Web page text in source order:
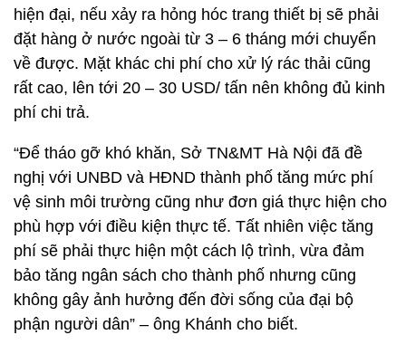
hiện đại, nếu xảy ra hỏng hóc trang thiết bị sẽ phải
đặt hàng ở nước ngoài từ 3 – 6 tháng mới chuyển
về được. Mặt khác chi phí cho xử lý rác thải cũng
rất cao, lên tới 20 – 30 USD/ tấn nên không đủ kinh
phí chi trả.
“Để tháo gỡ khó khăn, Sở TN&MT Hà Nội đã đề
nghị với UNBD và HĐND thành phố tăng mức phí
vệ sinh môi trường cũng như đơn giá thực hiện cho
phù hợp với điều kiện thực tế. Tất nhiên việc tăng
phí sẽ phải thực hiện một cách lộ trình, vừa đảm
bảo tăng ngân sách cho thành phố nhưng cũng
không gây ảnh hưởng đến đời sống của đại bộ
phận người dân” – ông Khánh cho biết.